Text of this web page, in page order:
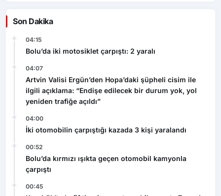
Son Dakika
04:15
Bolu’da iki motosiklet çarpıştı: 2 yaralı
04:07
Artvin Valisi Ergün’den Hopa’daki şüpheli cisim ile
ilgili açıklama: “Endişe edilecek bir durum yok, yol
yeniden trafiğe açıldı”
04:00
İki otomobilin çarpıştığı kazada 3 kişi yaralandı
00:52
Bolu’da kırmızı ışıkta geçen otomobil kamyonla
çarpıştı
00:45